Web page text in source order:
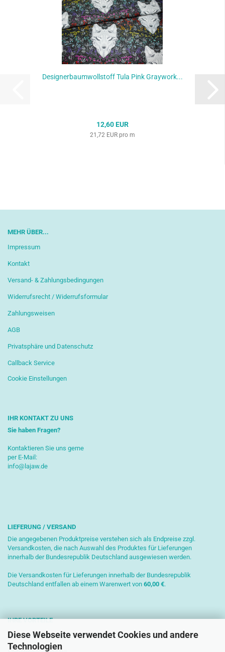
Diese Webseite verwendet Cookies und andere
Technologien
Designerbaumwollstoff Tula Pink Graywork...
12,60 EUR
21,72 EUR pro m
MEHR ÜBER...
Impressum
Kontakt
Versand- & Zahlungsbedingungen
Widerrufsrecht / Widerrufsformular
Zahlungsweisen
AGB
Privatsphäre und Datenschutz
Callback Service
Cookie Einstellungen
IHR KONTAKT ZU UNS
Sie haben Fragen?
Kontaktieren Sie uns gerne
per E-Mail:
info@lajaw.de
LIEFERUNG / VERSAND
Die angegebenen Produktpreise verstehen sich als Endpreise zzgl.
Versandkosten, die nach Auswahl des Produktes für Lieferungen
innerhalb der Bundesrepublik Deutschland ausgewiesen werden.
Die Versandkosten für Lieferungen innerhalb der Bundesrepublik
Deutschland entfallen ab einem Warenwert von 60,00 €.
IHRE VORTEILE
Sichere Zahlung mit SSL-Verschlüsselung